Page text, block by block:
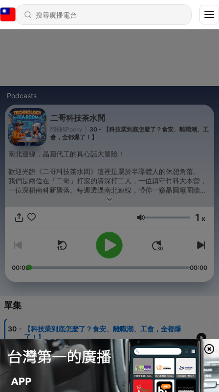
Podcasts
二哥科技茶水間
阿飛&Pocky
30 - 【科技業到底怎麼了？食安、離職潮、工
會，全都爆了！】
南北連線，晶圓代工的真心話大冒險！
歡迎光臨《二哥科技茶水間》這裡是屬於半導體人的休憩角落。
我們是兩位在「二哥」打滾的資深打工人，一位鎮守竹科大本營，
一位深耕南科新聚落。每週透過南北連線，帶你一窺晶圓廠圍牆內
這裡不談艱澀的物理公式，只聊最燙手的公司八卦、最真實的產線
班的弟兄、剛拿到 Offer 的新人，還是對半導體產業好奇的聽眾，
都歡迎拿著你的馬克杯，進來茶水間跟我們一起偷閒、聊是非！
分享廠區發生的荒謬事，也歡迎告訴我們你對這集的想法
nameforpodcast1@gmail.com
音量 1 x
00:00 00:00
單集
30 -
【科技業到底怎麼了？食安、離職潮、工會，全都爆
了！】
06 Aug 2026
29 -
【科技業真的值得嗎？一個故事，看懂工程師最無奈的
30 Jul 2026